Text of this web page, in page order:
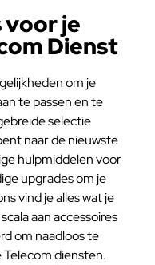
voor je
Dienst
om je
te passen en te
selectie
naar de nieuwste
hulpmiddelen voor
upgrades om je
vind je alles wat je
aan accessoires
om naadloos te
diensten.